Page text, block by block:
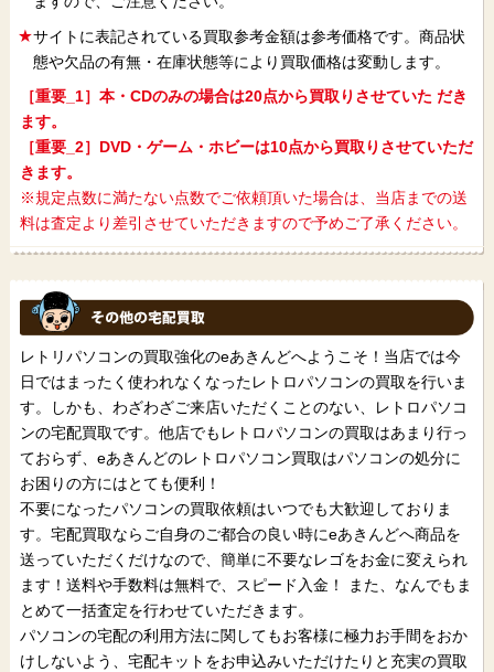
サイトに表記されている買取参考金額は参考価格です。商品状
態や欠品の有無・在庫状態等により買取価格は変動します。
［重要_1］本・CDのみの場合は20点から買取りさせていた だき
ます。
［重要_2］DVD・ゲーム・ホビーは10点から買取りさせていただ
きます。
※規定点数に満たない点数でご依頼頂いた場合は、当店までの送
料は査定より差引させていただきますので予めご了承ください。
レトリパソコンの買取強化のeあきんどへようこそ！当店では今
日ではまったく使われなくなったレトロパソコンの買取を行いま
す。しかも、わざわざご来店いただくことのない、レトロパソコ
ンの宅配買取です。他店でもレトロパソコンの買取はあまり行っ
ておらず、eあきんどのレトロパソコン買取はパソコンの処分に
お困りの方にはとても便利！
不要になったパソコンの買取依頼はいつでも大歓迎しておりま
す。宅配買取ならご自身のご都合の良い時にeあきんどへ商品を
送っていただくだけなので、簡単に不要なレゴをお金に変えられ
ます！送料や手数料は無料で、スピード入金！ また、なんでもま
とめて一括査定を行わせていただきます。
パソコンの宅配の利用方法に関してもお客様に極力お手間をおか
けしないよう、宅配キットをお申込みいただけたりと充実の買取